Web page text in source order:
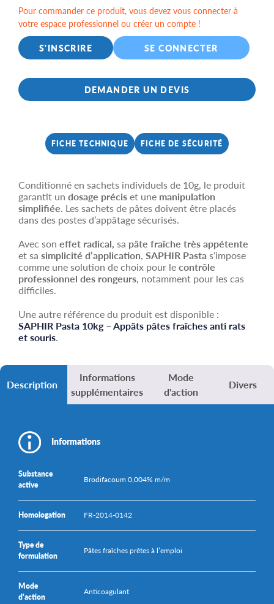
Pour commander ce produit, vous devez vous connecter à
votre espace professionnel ou créer un compte !
S'INSCRIRE
SE CONNECTER
DEMANDER UN DEVIS
FICHE TECHNIQUE FICHE DE SÉCURITÉ
Conditionné en sachets individuels de 10g, le produit
garantit un dosage préciset une manipulation
simplifiée. Les sachets de pâtes doivent être placés
dans des postes d’appâtage sécurisés.
Avec son effet radical, sa pâte fraîche très appétente
et sa simplicité d’application, SAPHIR Pastas’impose
comme une solution de choix pour lecontrôle
professionnel des rongeurs, notamment pour les cas
difficiles.
Une autre référence du produit est disponible :
SAPHIR Pasta 10kg – Appâts pâtes fraîches anti rats
et souris.
Description
Informations
supplémentaires
Mode
d'action
Divers
Informations
Substance
active
Brodifacoum 0,004% m/m
Homologation FR-2014-0142
Type de
formulation
Pâtes fraîches prêtes à l’emploi
Mode
d'action
Anticoagulant